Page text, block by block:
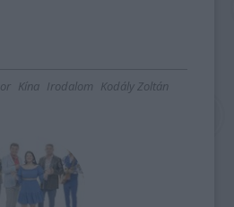
Kína Irodalom Kodály Zoltán